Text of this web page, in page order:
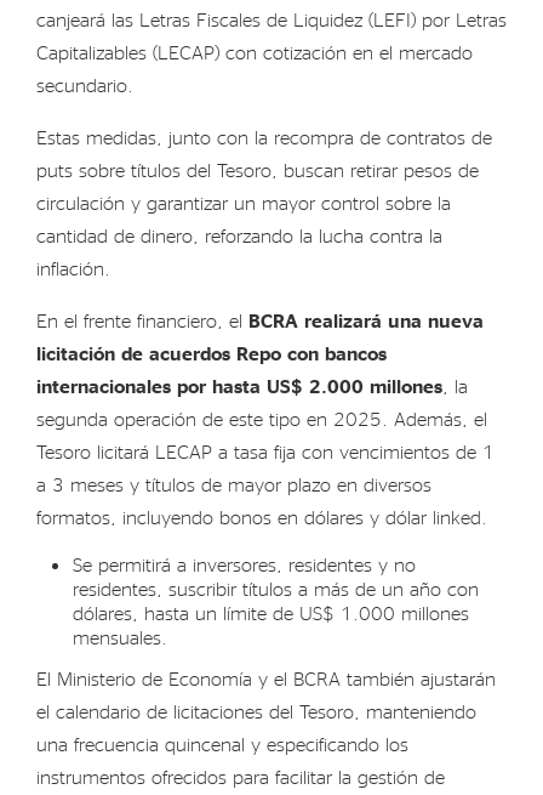
canjeará las Letras Fiscales de Liquidez (LEFI) por Letras
Capitalizables (LECAP) con cotización en el mercado
secundario.
Estas medidas, junto con la recompra de contratos de
puts sobre títulos del Tesoro, buscan retirar pesos de
circulación y garantizar un mayor control sobre la
cantidad de dinero, reforzando la lucha contra la
inflación.
En el frente financiero, el BCRA realizará una nueva
licitación de acuerdos Repo con bancos
internacionales por hasta US$ 2.000 millones , la
segunda operación de este tipo en 2025. Además, el
Tesoro licitará LECAP a tasa fija con vencimientos de 1
a 3 meses y títulos de mayor plazo en diversos
formatos, incluyendo bonos en dólares y dólar linked.
Se permitirá a inversores, residentes y no
residentes, suscribir títulos a más de un año con
dólares, hasta un límite de US$ 1.000 millones
mensuales.
El Ministerio de Economía y el BCRA también ajustarán
el calendario de licitaciones del Tesoro, manteniendo
una frecuencia quincenal y especificando los
instrumentos ofrecidos para facilitar la gestión de